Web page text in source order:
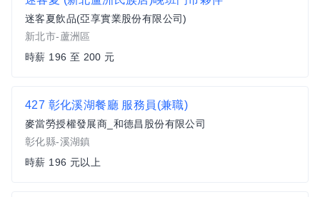
迷客夏飲品(亞享實業股份有限公司)
新北市-蘆洲區
時薪 196 至 200 元
427 彰化溪湖餐廳 服務員(兼職)
麥當勞授權發展商_和德昌股份有限公司
彰化縣-溪湖鎮
時薪 196 元以上